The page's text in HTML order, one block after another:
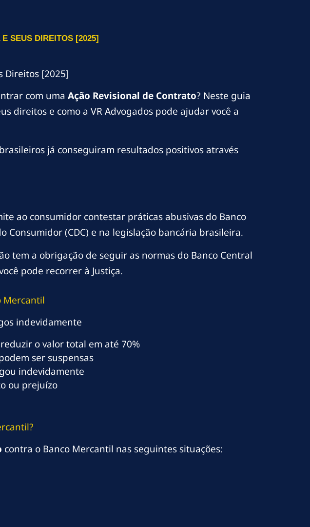
SEUS DIREITOS [2025]
Direitos [2025]
com uma Ação Revisional de Contrato? Neste guia
direitos e como a VR Advogados pode ajudar você a
já conseguiram resultados positivos através
ao consumidor contestar práticas abusivas do Banco
Consumidor (CDC) e na legislação bancária brasileira.
tem a obrigação de seguir as normas do Banco Central
pode recorrer à Justiça.
Mercantil
indevidamente
o valor total em até 70%
ser suspensas
indevidamente
ou prejuízo
contra o Banco Mercantil nas seguintes situações: